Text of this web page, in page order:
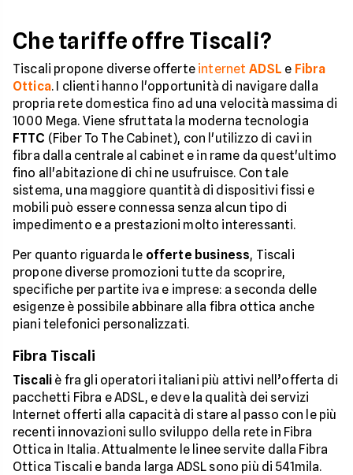
Che tariffe offre Tiscali?
Tiscali propone diverse offerte internet ADSL e Fibra
Ottica. I clienti hanno l'opportunità di navigare dalla
propria rete domestica fino ad una velocità massima di
1000 Mega. Viene sfruttata la moderna tecnologia
FTTC (Fiber To The Cabinet), con l'utilizzo di cavi in
fibra dalla centrale al cabinet e in rame da quest'ultimo
fino all'abitazione di chi ne usufruisce. Con tale
sistema, una maggiore quantità di dispositivi fissi e
mobili può essere connessa senza alcun tipo di
impedimento e a prestazioni molto interessanti.
Per quanto riguarda le offerte business, Tiscali
propone diverse promozioni tutte da scoprire,
specifiche per partite iva e imprese: a seconda delle
esigenze è possibile abbinare alla fibra ottica anche
piani telefonici personalizzati.
Fibra Tiscali
Tiscali è fra gli operatori italiani più attivi nell’offerta di
pacchetti Fibra e ADSL, e deve la qualità dei servizi
Internet offerti alla capacità di stare al passo con le più
recenti innovazioni sullo sviluppo della rete in Fibra
Ottica in Italia. Attualmente le linee servite dalla Fibra
Ottica Tiscali e banda larga ADSL sono più di 541mila.